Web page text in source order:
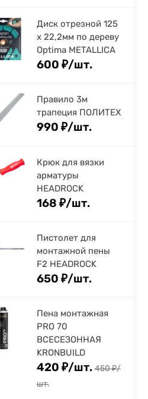
Диск отрезной 125
x 22,2мм по дереву
Optima METALLICA
600 ₽/шт.
Правило 3м
трапеция ПОЛИТЕХ
990 ₽/шт.
Крюк для вязки
арматуры
HEADROCK
168 ₽/шт.
Пистолет для
монтажной пены
F2 HEADROCK
650 ₽/шт.
Пена монтажная
PRO 70
ВСЕСЕЗОННАЯ
KRONBUILD
420 ₽/шт. 450₽/
шт.